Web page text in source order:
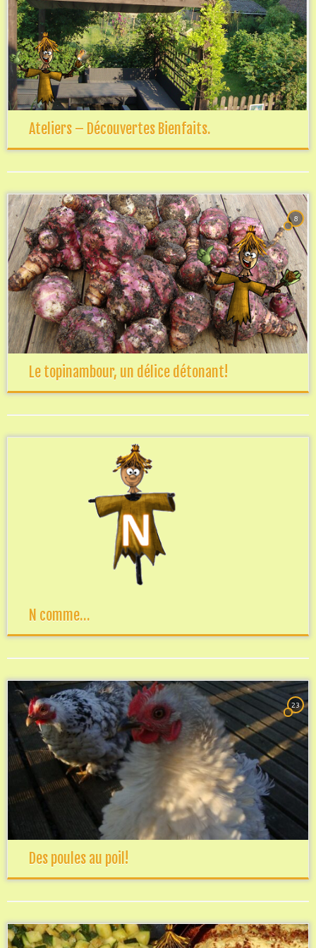
Ateliers – Découvertes Bienfaits.
8
Le topinambour, un délice détonant!
N comme…
23
Des poules au poil!